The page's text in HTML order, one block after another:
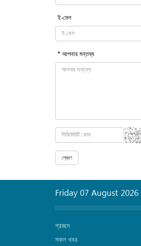
ই-মেল
* আপনার মন্তব্য
Friday 07 August 2026
প্রচ্ছদ
সকল খবর